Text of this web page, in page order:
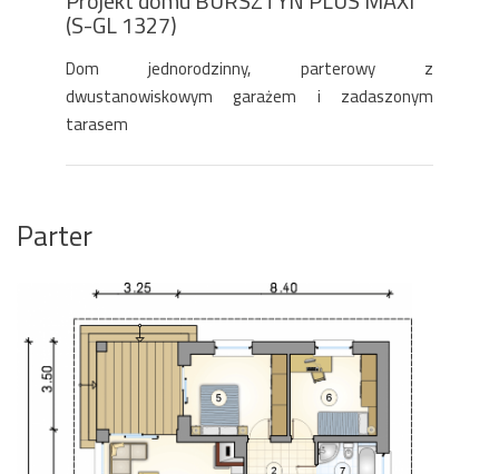
(S-GL 1327)
Dom jednorodzinny, parterowy z
dwustanowiskowym garażem i zadaszonym
tarasem
Parter